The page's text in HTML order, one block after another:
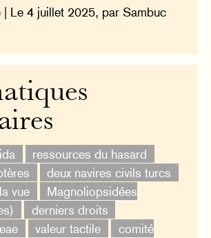
| Le 4 juillet 2025, par Sambuc
ressources du hasard
deux navires civils turcs
vue
Magnoliopsidées
derniers droits
valeur tactile comité